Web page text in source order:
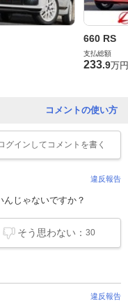
660 RS
支払総額
233.9万円
コメントの使い方
グイン してコメントを書く
違反報告
じゃないですか？
そう思わない： 30
違反報告